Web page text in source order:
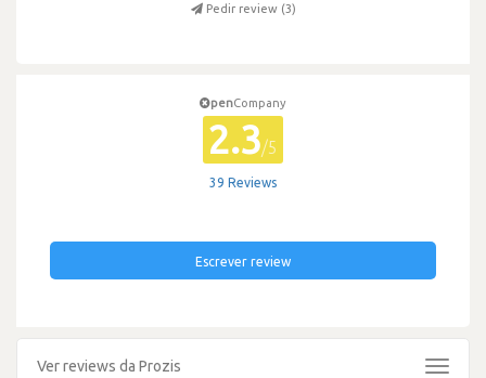
Pedir review (3)
penCompany
2.3/5
39 Reviews
Escrever review
Ver reviews da Prozis
Toggle